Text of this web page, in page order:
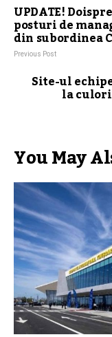
UPDATE!
posturi de
din subordinea
Previous Post
Site-ul
la
You May